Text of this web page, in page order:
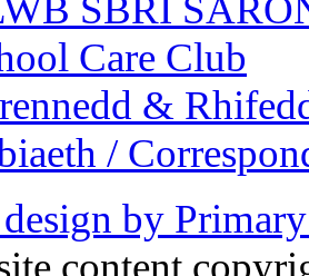
SBRI
Care Club
&
/
by
content